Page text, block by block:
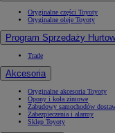
Oryginalne części Toyoty
Oryginalne oleje Toyoty
Program Sprzedaży
Trade
Akcesoria
Oryginalne akcesoria Toyoty
Opony i koła zimowe
Zabudowy samochodów
Zabezpieczenia i alarmy
Sklep Toyoty